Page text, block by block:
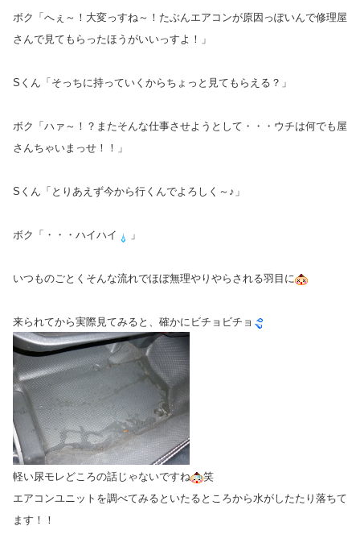
ボク「へぇ～！大変っすね～！たぶんエアコンが原因っぽいんで修理屋
さんで見てもらったほうがいいっすよ！」
Sくん「そっちに持っていくからちょっと見てもらえる？」
ボク「ハァ～！？またそんな仕事させようとして・・・ウチは何でも屋
さんちゃいまっせ！！」
Sくん「とりあえず今から行くんでよろしく～♪」
ボク「・・・ハイハイ 」
いつものごとくそんな流れでほぼ無理やりやらされる羽目に
来られてから実際見てみると、確かにビチョビチョ
軽い尿モレどころの話じゃないですね
笑
エアコンユニットを調べてみるといたるところから水がしたたり落ちて
ます！！